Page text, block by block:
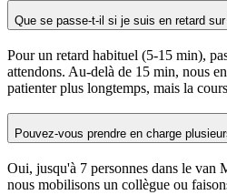
Que se passe-t-il si je suis en retard
Pour un retard habituel (5-15 min),
attendons. Au-delà de 15 min, nous
patienter plus longtemps, mais la
Pouvez-vous prendre en charge
Oui, jusqu'à 7 personnes dans le van
nous mobilisons un collègue ou